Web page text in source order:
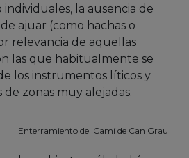
la ausencia de
ajuar (como hachas o
relevancia de aquellas
las que habitualmente se
los instrumentos líticos y
zonas muy alejadas.
Enterramiento del Camí de Can Grau